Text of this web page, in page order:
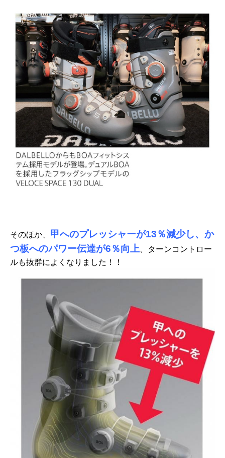
そのほか、 甲へのプレッシャーが13％減少し、か
つ板へのパワー伝達が6％向上 、ターンコントロー
ルも抜群によくなりました！！